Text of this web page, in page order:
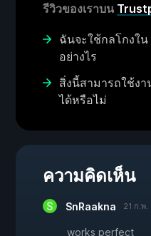
รีวิวของเราบน
ฉันจะใช้กลโกงใน
อย่างไร
สิ่งนี้สามารถใช้ง
ได้หรือไม่
ความคิดเห็น
SnRaakna 21 ก.พ.
works perfect